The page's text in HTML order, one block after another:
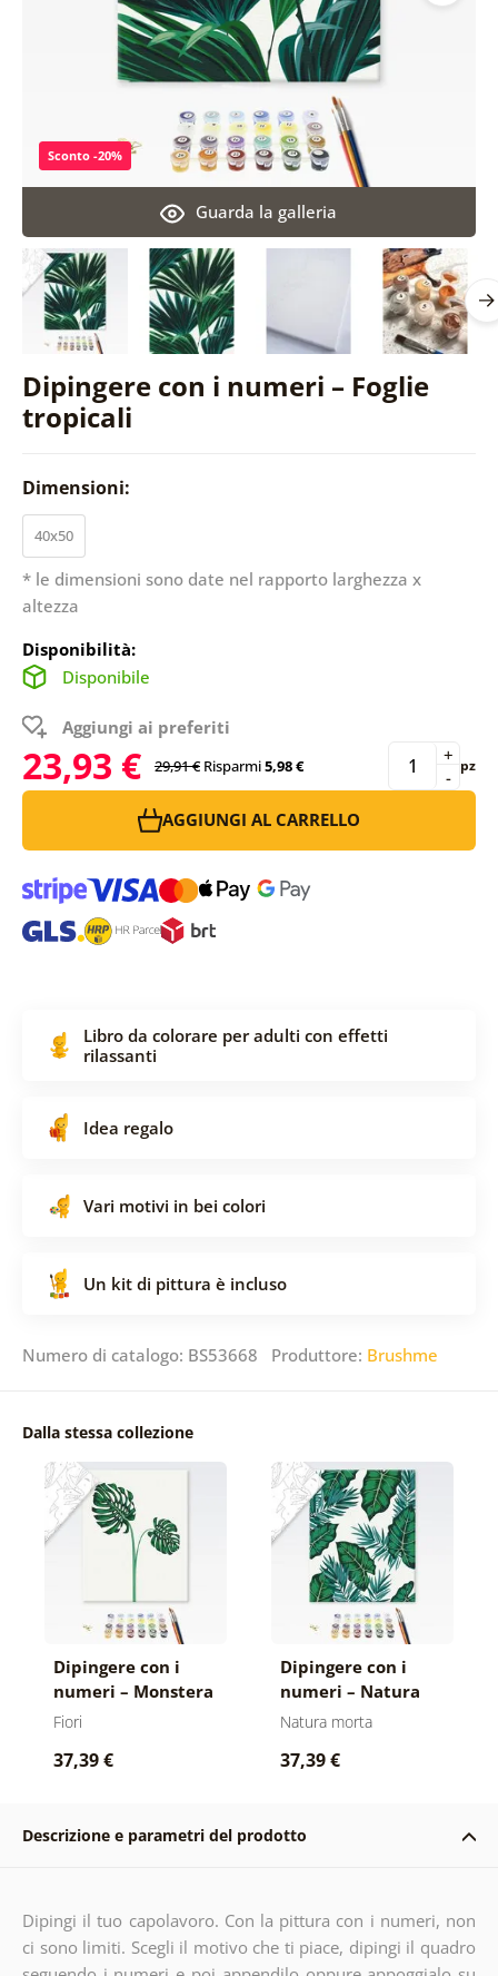
Dipingere con i numeri – Foglie
tropicali
Guarda la galleria
Sconto -20%
Dimensioni:
40x50
* le dimensioni sono date nel rapporto larghezza x
altezza
Disponibilità:
Disponibile
Aggiungi ai preferiti
23,93 € 29,91 € Risparmi5,98 € -
+ pz
AGGIUNGI AL CARRELLO
Libro da colorare per adulti con effetti
rilassanti
Idea regalo
Vari motivi in ​​bei colori
Un kit di pittura è incluso
Numero di catalogo: BS53668 Produttore: Brushme
Dalla stessa collezione
Dipingere con i
numeri – Monstera
tropicale
Fiori
37,39 €
Dipingere con i
numeri – Natura
morta tropicale
Natura morta
37,39 €
Descrizione e parametri del prodotto
Dipingi il tuo capolavoro. Con la pittura con i numeri, non
ci sono limiti. Scegli il motivo che ti piace, dipingi il quadro